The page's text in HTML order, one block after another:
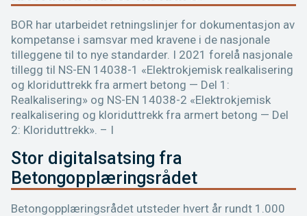
BOR har utarbeidet retningslinjer for dokumentasjon av
kompetanse i samsvar med kravene i de nasjonale
tilleggene til to nye standarder. I 2021 forelå nasjonale
tillegg til NS-EN 14038-1 «Elektrokjemisk realkalisering
og kloriduttrekk fra armert betong — Del 1:
Realkalisering» og NS-EN 14038-2 «Elektrokjemisk
realkalisering og kloriduttrekk fra armert betong — Del
2: Kloriduttrekk». – I
Stor digitalsatsing fra
Betongopplæringsrådet
Betongopplæringsrådet utsteder hvert år rundt 1.000